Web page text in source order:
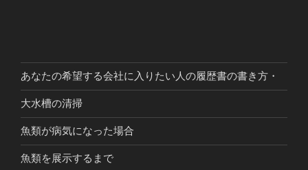
あなたの希望する会社に入りたい人の履歴書の書き方・
大水槽の清掃
魚類が病気になった場合
魚類を展示するまで